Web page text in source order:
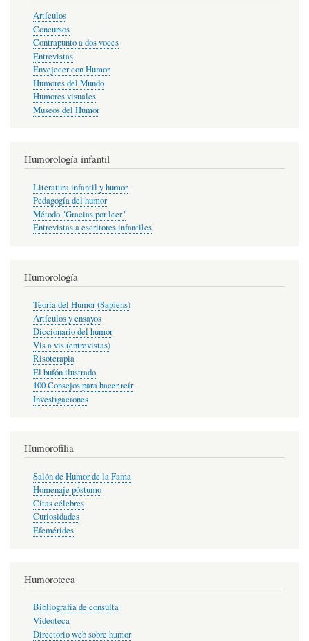
Artículos
Concursos
Contrapunto a dos voces
Entrevistas
Envejecer con Humor
Humores del Mundo
Humores visuales
Museos del Humor
Humorología infantil
Literatura infantil y humor
Pedagogía del humor
Método "Gracias por leer"
Entrevistas a escritores infantiles
Humorología
Teoría del Humor (Sapiens)
Artículos y ensayos
Diccionario del humor
Vis a vis (entrevistas)
Risoterapia
El bufón ilustrado
100 Consejos para hacer reír
Investigaciones
Humorofilia
Salón de Humor de la Fama
Homenaje póstumo
Citas célebres
Curiosidades
Efemérides
Humoroteca
Bibliografía de consulta
Videoteca
Directorio web sobre humor